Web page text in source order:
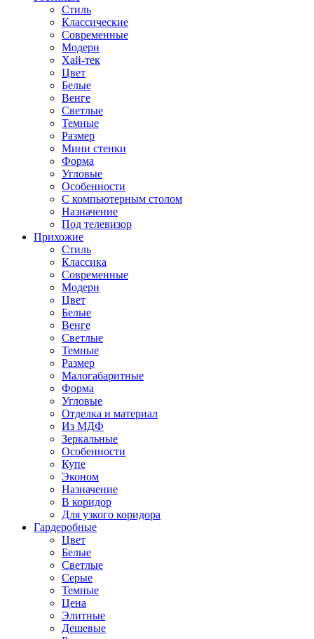
Стиль
Классические
Современные
Модерн
Хай-тек
Цвет
Белые
Венге
Светлые
Темные
Размер
Мини стенки
Форма
Угловые
Особенности
С компьютерным столом
Назначение
Под телевизор
Прихожие
Стиль
Классика
Современные
Модерн
Цвет
Белые
Венге
Светлые
Темные
Размер
Малогабаритные
Форма
Угловые
Отделка и материал
Из МДФ
Зеркальные
Особенности
Купе
Эконом
Назначение
В коридор
Для узкого коридора
Гардеробные
Цвет
Белые
Светлые
Серые
Темные
Цена
Элитные
Дешевые